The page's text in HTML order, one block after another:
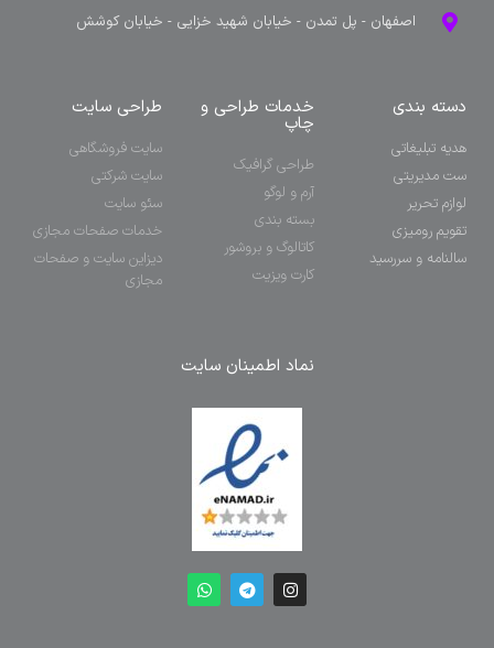
اصفهان - پل تمدن - خیابان شهید خزایی - خیابان کوشش
دسته بندی
هدیه تبلیغاتی
ست مدیریتی
لوازم تحریر
تقویم رومیزی
سالنامه و سررسید
خدمات طراحی و
چاپ
طراحی گرافیک
آرم و لوگو
بسته بندی
کاتالوگ و بروشور
کارت ویزیت
طراحی سایت
سایت فروشگاهی
سایت شرکتی
سئو سایت
خدمات صفحات مجازی
دیزاین سایت و صفحات
مجازی
نماد اطمینان سایت